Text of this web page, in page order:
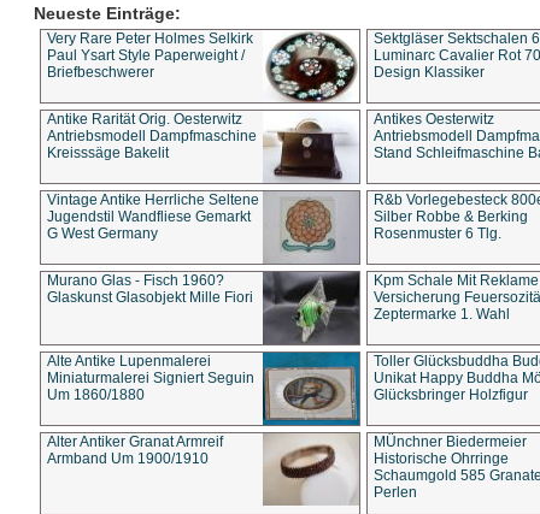
Neueste Einträge:
Very Rare Peter Holmes Selkirk
Paul Ysart Style Paperweight /
Briefbeschwerer
Sektgläser Sektschalen
Luminarc Cavalier Rot
Design Klassiker
Antike Rarität Orig. Oesterwitz
Antriebsmodell Dampfmaschine
Kreisssäge Bakelit
Antikes Oesterwitz
Antriebsmodell
Stand Schleifmaschine
Vintage Antike Herrliche Seltene
Jugendstil Wandfliese Gemarkt
G West Germany
R&b Vorlegebesteck
Silber Robbe & Berking
Rosenmuster 6 Tlg.
Murano Glas - Fisch 1960?
Glaskunst Glasobjekt Mille Fiori
Kpm Schale Mit Reklame
Versicherung
Zeptermarke 1. Wahl
Alte Antike Lupenmalerei
Miniaturmalerei Signiert Seguin
Um 1860/1880
Toller Glücksbuddha
Unikat Happy Buddha
Glücksbringer Holzfigur
Alter Antiker Granat Armreif
Armband Um 1900/1910
MÜnchner Biedermeier
Historische Ohrringe
Schaumgold 585
Perlen